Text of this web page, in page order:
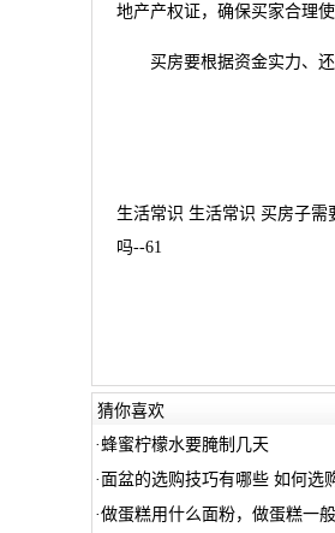
地产产权证，确保买家合理使
买房要根据资金实力、还
生活常识 生活常识 买房子
吗--61
猜你喜欢
·蜂蜜柠檬水要腌制几天
· 面盆的选购技巧有哪些 如何选
·做蛋糕用什么面粉，做蛋糕一